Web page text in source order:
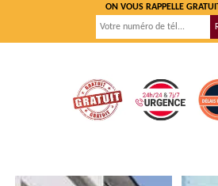
ON VOUS RAPPELLE